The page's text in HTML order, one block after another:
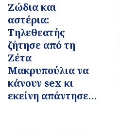
Ζώδια και
αστέρια:
Τηλεθεατής
ζήτησε από τη
Ζέτα
Μακρυπούλια να
κάνουν sex κι
εκείνη απάντησε…